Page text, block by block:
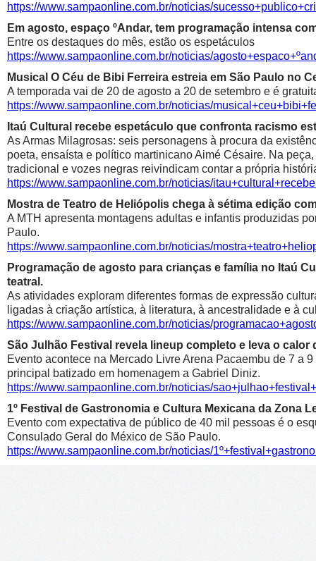
https://www.sampaonline.com.br/noticias/
Em agosto, espaço ºAndar, tem programação intensa
Entre os destaques do mês, estão os espetáculos
https://www.sampaonline.com.br/noticias/
Musical O Céu de Bibi Ferreira estreia em São Paulo no
A temporada vai de 20 de agosto a 20 de setembro e é
https://www.sampaonline.com.br/noticias/
Itaú Cultural recebe espetáculo que confronta racismo
As Armas Milagrosas: seis personagens à procura da
poeta, ensaísta e político martinicano Aimé Césaire. Na
tradicional e vozes negras reivindicam contar a própria
https://www.sampaonline.com.br/noticias/
Mostra de Teatro de Heliópolis chega à sétima edição
A MTH apresenta montagens adultas e infantis produzidas
Paulo.
https://www.sampaonline.com.br/noticias/
Programação de agosto para crianças e família no Itaú
teatral.
As atividades exploram diferentes formas de expressão
ligadas à criação artística, à literatura, à ancestralidade e à
https://www.sampaonline.com.br/noticias/
São Julhão Festival revela lineup completo e leva o calor
Evento acontece na Mercado Livre Arena Pacaembu de 7 a
principal batizado em homenagem a Gabriel Diniz.
https://www.sampaonline.com.br/noticias/
1º Festival de Gastronomia e Cultura Mexicana da Zona
Evento com expectativa de público de 40 mil pessoas é o
Consulado Geral do México de São Paulo.
https://www.sampaonline.com.br/noticias/